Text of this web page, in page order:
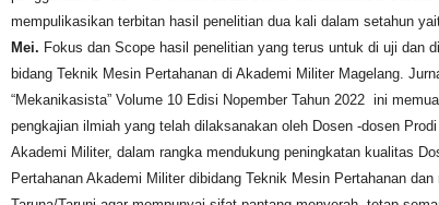
mempulikasikan terbitan hasil penelitian dua kali dalam setahun
Mei. Fokus dan Scope hasil penelitian yang terus untuk di uji dan
bidang Teknik Mesin Pertahanan di Akademi Militer Magelang.
“Mekanikasista” Volume 10 Edisi Nopember Tahun 2022 ini
pengkajian ilmiah yang telah dilaksanakan oleh Dosen -dosen
Akademi Militer, dalam rangka mendukung peningkatan kualitas
Pertahanan Akademi Militer dibidang Teknik Mesin Pertahanan